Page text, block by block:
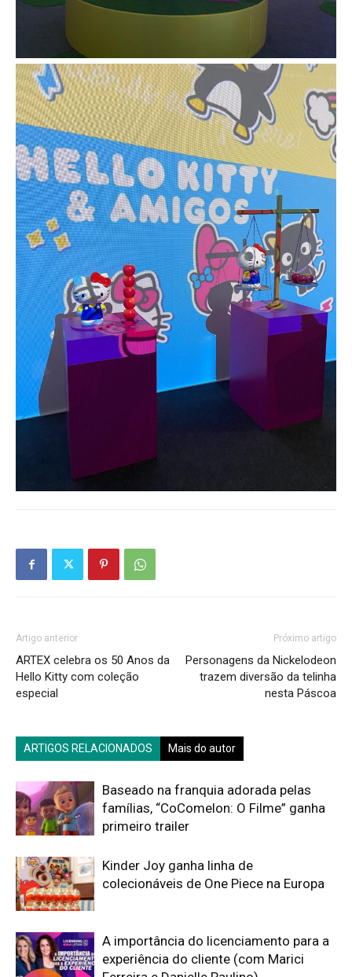
Artigo anterior
ARTEX celebra os 50 Anos da
Hello Kitty com coleção
especial
Próximo artigo
Personagens da Nickelodeon
trazem diversão da telinha
nesta Páscoa
ARTIGOS RELACIONADOS Mais do autor
Baseado na franquia adorada pelas
famílias, “CoComelon: O Filme” ganha
primeiro trailer
Kinder Joy ganha linha de
colecionáveis de One Piece na Europa
A importância do licenciamento para a
experiência do cliente (com Marici